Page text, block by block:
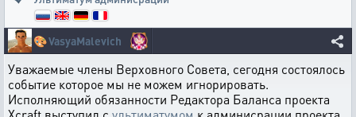
🎨VasyaMalevich
Уважаемые члены Верховного Совета, сегодня состоялось
событие которое мы не можем игнорировать.
Исполняющий обязанности Редактора Баланса проекта